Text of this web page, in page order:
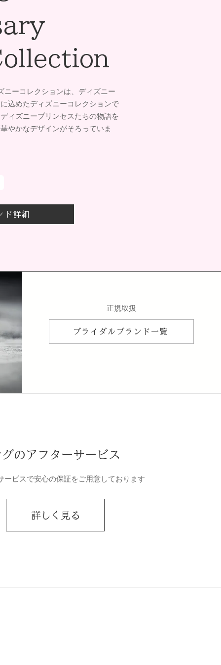
ニーコレクションは、ディズニー
込めたディズニーコレクションで
ィズニープリンセスたちの物語を
やかなデザインがそろっていま
ド詳細
​正規取扱
ブライダルブランド一覧
詳しく見る
ービスで安心の保証をご用意しております
のアフターサービス